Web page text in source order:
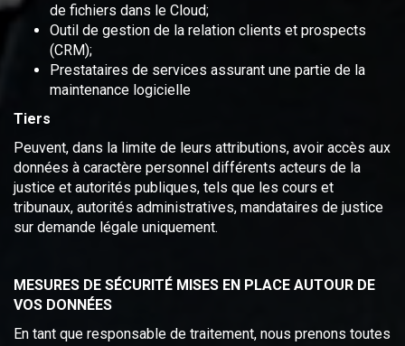
de fichiers dans le Cloud;
Outil de gestion de la relation clients et prospects
(CRM);
Prestataires de services assurant une partie de la
maintenance logicielle
Tiers
Peuvent, dans la limite de leurs attributions, avoir accès aux
données à caractère personnel différents acteurs de la
justice et autorités publiques, tels que les cours et
tribunaux, autorités administratives, mandataires de justice
sur demande légale uniquement.
MESURES DE SÉCURITÉ MISES EN PLACE AUTOUR DE
VOS DONNÉES
En tant que responsable de traitement, nous prenons toutes